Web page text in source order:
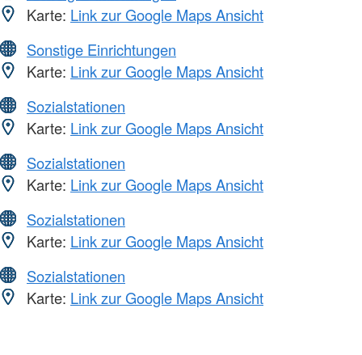
Karte: Link zur Google Maps Ansicht
Sonstige Einrichtungen
Karte: Link zur Google Maps Ansicht
Sozialstationen
Karte: Link zur Google Maps Ansicht
Sozialstationen
Karte: Link zur Google Maps Ansicht
Sozialstationen
Karte: Link zur Google Maps Ansicht
Sozialstationen
Karte: Link zur Google Maps Ansicht